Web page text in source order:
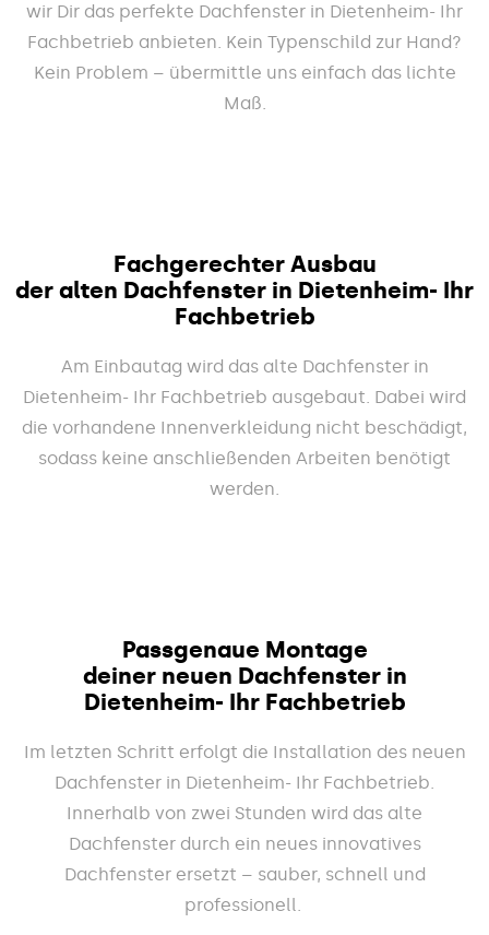
wir Dir das perfekte Dachfenster in Dietenheim- Ihr
Fachbetrieb anbieten. Kein Typenschild zur Hand?
Kein Problem – übermittle uns einfach das lichte
Maß.
Fachgerechter Ausbau
der alten Dachfenster in Dietenheim- Ihr
Fachbetrieb
Am Einbautag wird das alte Dachfenster in
Dietenheim- Ihr Fachbetrieb ausgebaut. Dabei wird
die vorhandene Innenverkleidung nicht beschädigt,
sodass keine anschließenden Arbeiten benötigt
werden.
Passgenaue Montage
deiner neuen Dachfenster in
Dietenheim- Ihr Fachbetrieb
Im letzten Schritt erfolgt die Installation des neuen
Dachfenster in Dietenheim- Ihr Fachbetrieb.
Innerhalb von zwei Stunden wird das alte
Dachfenster durch ein neues innovatives
Dachfenster ersetzt – sauber, schnell und
professionell.